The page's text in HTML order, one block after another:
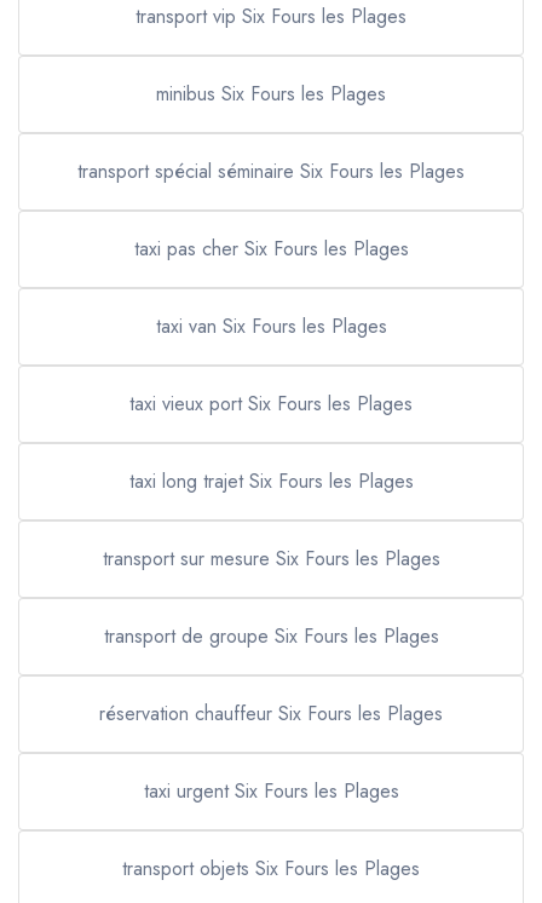
transport vip Six Fours les Plages
minibus Six Fours les Plages
transport spécial séminaire Six Fours les Plages
taxi pas cher Six Fours les Plages
taxi van Six Fours les Plages
taxi vieux port Six Fours les Plages
taxi long trajet Six Fours les Plages
transport sur mesure Six Fours les Plages
transport de groupe Six Fours les Plages
réservation chauffeur Six Fours les Plages
taxi urgent Six Fours les Plages
transport objets Six Fours les Plages